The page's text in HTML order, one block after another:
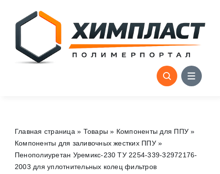
content
Главная страница » Товары » Компоненты для ППУ »
Компоненты для заливочных жестких ППУ»
Пенополиуретан Уремикс-230 ТУ 2254-339-32972176-
2003 для уплотнительных колец фильтров